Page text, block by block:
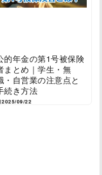
的年金の第1号被保険
まとめ｜学生・無
・自営業の注意点と
続き方法
2025/09/22